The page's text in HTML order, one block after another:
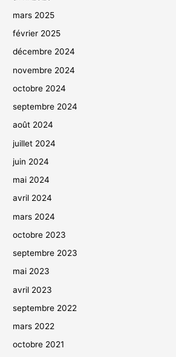
mars 2025
février 2025
décembre 2024
novembre 2024
octobre 2024
septembre 2024
août 2024
juillet 2024
juin 2024
mai 2024
avril 2024
mars 2024
octobre 2023
septembre 2023
mai 2023
avril 2023
septembre 2022
mars 2022
octobre 2021